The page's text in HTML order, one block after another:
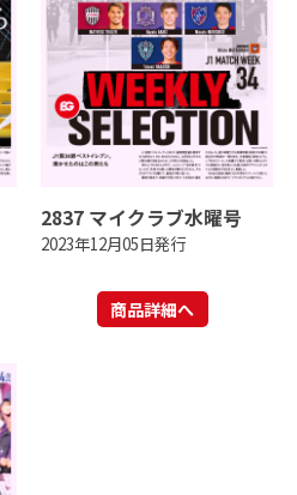
2837 マイクラブ水曜号
2023年12月05日発行
商品詳細へ